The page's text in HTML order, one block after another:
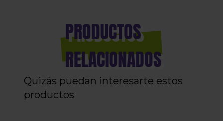
PRODUCTOS
RELACIONADOS
Quizás puedan interesarte estos
productos